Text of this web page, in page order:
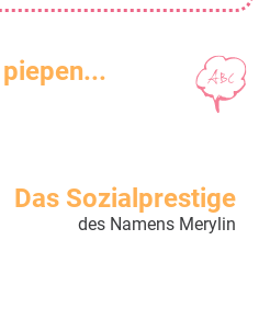
Das Sozialprestige
des Namens Merylin